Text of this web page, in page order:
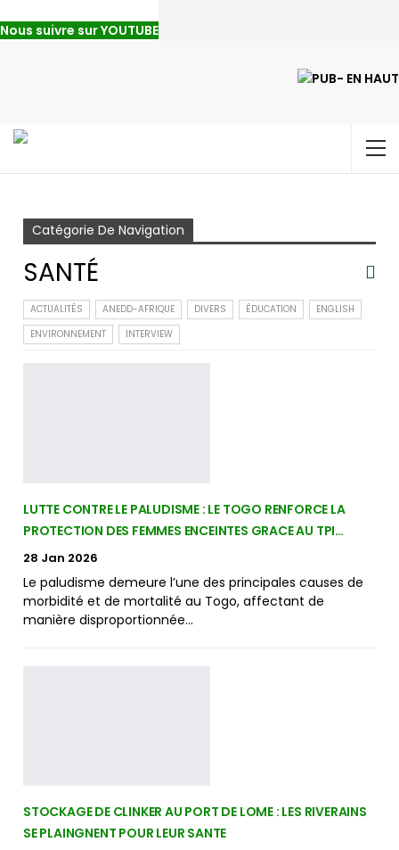
Nous suivre sur YOUTUBE
Catégorie De Navigation
SANTÉ
ACTUALITÉS ANEDD-AFRIQUE DIVERS ÉDUCATION
ENGLISH
ENVIRONNEMENT
INTERVIEW
LUTTE CONTRE LE PALUDISME : LE TOGO RENFORCE LA
PROTECTION DES FEMMES ENCEINTES GRACE AU TPI…
28 Jan 2026
Le paludisme demeure l’une des principales causes de
morbidité et de mortalité au Togo, affectant de
manière disproportionnée…
STOCKAGE DE CLINKER AU PORT DE LOME : LES RIVERAINS
SE PLAINGNENT POUR LEUR SANTE